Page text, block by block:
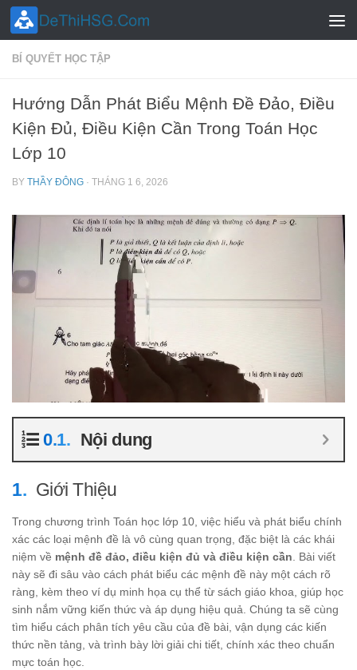
Skip to content
BÍ QUYẾT HỌC TẬP
Hướng Dẫn Phát Biểu Mệnh Đề Đảo, Điều
Kiện Đủ, Điều Kiện Cần Trong Toán Học
Lớp 10
BY THẦY ĐÔNG · THÁNG 1 6, 2026
Nội dung
Giới Thiệu
Trong chương trình Toán học lớp 10, việc hiểu và phát biểu chính
xác các loại mệnh đề là vô cùng quan trọng, đặc biệt là các khái
niệm về mệnh đề đảo, điều kiện đủ và điều kiện cần. Bài viết
này sẽ đi sâu vào cách phát biểu các mệnh đề này một cách rõ
ràng, kèm theo ví dụ minh họa cụ thể từ sách giáo khoa, giúp học
sinh nắm vững kiến thức và áp dụng hiệu quả. Chúng ta sẽ cùng
tìm hiểu cách phân tích yêu cầu của đề bài, vận dụng các kiến
thức nền tảng, và trình bày lời giải chi tiết, chính xác theo chuẩn
mực toán học.